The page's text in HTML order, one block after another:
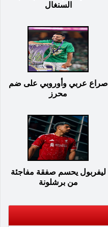
السنغال
صراع عربي وأوروبي على ضم
محرز
ليفربول يحسم صفقة مفاجئة
من برشلونة